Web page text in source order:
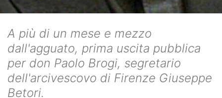
A più di un mese e mezzo
dall'agguato, prima uscita pubblica
per don Paolo Brogi, segretario
dell'arcivescovo di Firenze Giuseppe
Betori.